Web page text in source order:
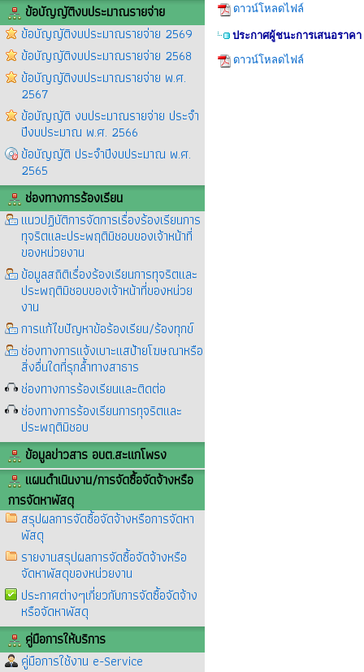
ข้อบัญญัติงบประมาณรายจ่าย
ข้อบัญญัติงบประมาณรายจ่าย 2569
ข้อบัญญัติงบประมาณรายจ่าย 2568
ข้อบัญญัติงบประมาณรายจ่าย พ.ศ.
2567
ข้อบัญญัติ งบประมาณรายจ่าย ประจำ
ปีงบประมาณ พ.ศ. 2566
ข้อบัญญัติ ประจำปีงบประมาณ พ.ศ.
2565
ช่องทางการร้องเรียน
แนวปฏิบัติการจัดการเรื่องร้องเรียนการ
ทุจริตและประพฤติมิชอบของเจ้าหน้าที่
ของหน่วยงาน
ข้อมูลสถิติเรื่องร้องเรียนการทุจริตและ
ประพฤติมิชอบของเจ้าหน้าที่ของหน่วย
งาน
การแก้ไขปัญหาข้อร้องเรียน/ร้องทุกข์
ช่องทางการแจ้งเบาะแสป้ายโฆษณาหรือ
สิ่งอื่นใดที่รุกล้ำทางสาธาร
ช่องทางการร้องเรียนและติดต่อ
ช่องทางการร้องเรียนการทุจริตและ
ประพฤติมิชอบ
ข้อมูลข่าวสาร อบต.สะแกโพรง
แผนดำเนินงาน/การจัดซื้อจัดจ้างหรือ
การจัดหาพัสดุ
สรุปผลการจัดซื้อจัดจ้างหรือการจัดหา
พัสดุ
รายงานสรุปผลการจัดซื้อจัดจ้างหรือ
จัดหาพัสดุของหน่วยงาน
ประกาศต่างๆเกี่ยวกับการจัดซื้อจัดจ้าง
หรือจัดหาพัสดุ
คู่มือการให้บริการ
คู่มือการใช้งาน e-Service
ดาวน์โหลดไฟล์
ประกาศผู้ชนะการเสนอราค
ดาวน์โหลดไฟล์